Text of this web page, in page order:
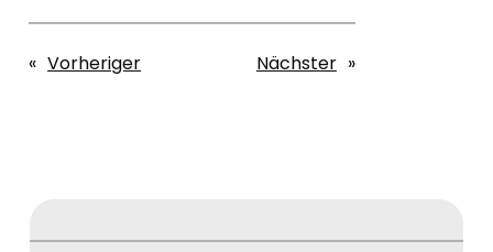
« Vorheriger Nächster »